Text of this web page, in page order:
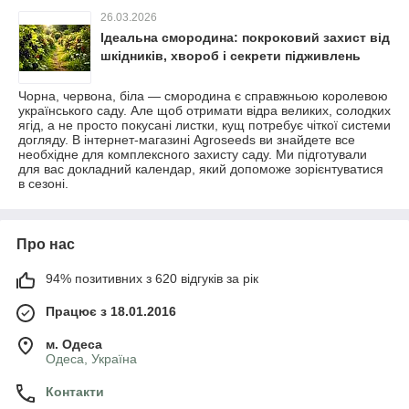
26.03.2026
Ідеальна смородина: покроковий захист від
шкідників, хвороб і секрети підживлень
Чорна, червона, біла — смородина є справжньою королевою
українського саду. Але щоб отримати відра великих, солодких
ягід, а не просто покусані листки, кущ потребує чіткої системи
догляду. В інтернет-магазині Agroseeds ви знайдете все
необхідне для комплексного захисту саду. Ми підготували
для вас докладний календар, який допоможе зорієнтуватися
в сезоні.
Про нас
94% позитивних з 620 відгуків за рік
Працює з 18.01.2016
м. Одеса
Одеса, Україна
Контакти